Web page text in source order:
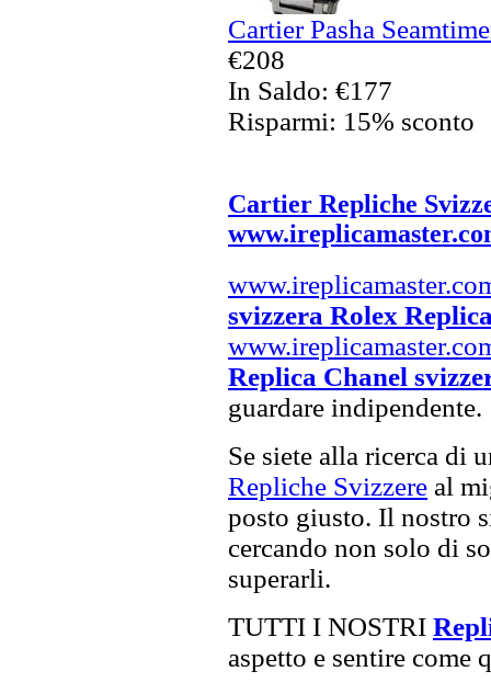
Cartier Pasha
€208
In Saldo: €177
Risparmi: 15% sconto
Cartier Repliche
svizzera Rolex
Replica Chanel
guardare indipendente.
Se siete alla ricerca di
Repliche Svizzere al
posto giusto. Il nostro
cercando non solo di
superarli.
TUTTI I NOSTRI
aspetto e sentire